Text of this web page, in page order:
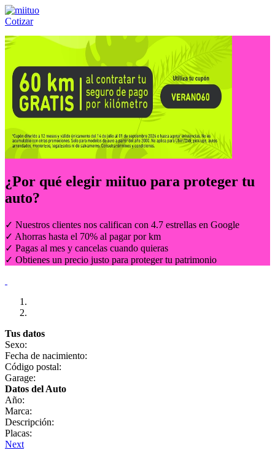
Cotizar
Llámanos al:(55) 84-21-05-00 ó
¿Por qué elegir miituo para proteger tu
auto?
✓ Nuestros clientes nos califican con 4.7 estrellas en Google
✓ Ahorras hasta el 70% al pagar por km
✓ Pagas al mes y cancelas cuando quieras
✓ Obtienes un precio justo para proteger tu patrimonio
Tus datos
Sexo:
Fecha de nacimiento:
Código postal:
Garage:
Datos del Auto
Año:
Marca:
Descripción:
Placas:
Next